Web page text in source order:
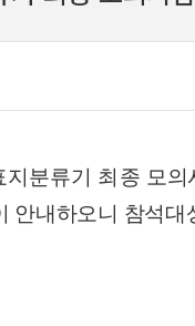
지분류기 최종 모의
안내하오니 참석